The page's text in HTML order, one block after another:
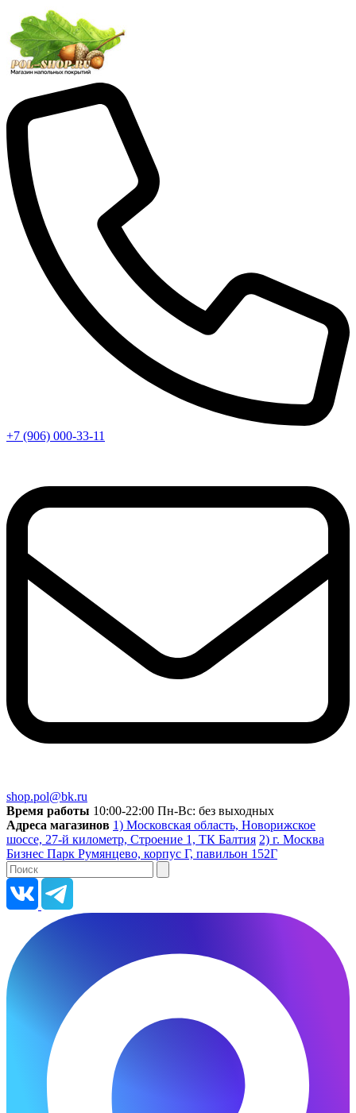
+7 (906) 000-33-11
shop.pol@bk.ru
Время работы 10:00-22:00 Пн-Вс: без выходных
Адреса магазинов 1) Московская область, Новорижское
шоссе, 27-й километр, Строение 1, ТК Балтия 2) г. Москва
Бизнес Парк Румянцево, корпус Г, павильон 152Г